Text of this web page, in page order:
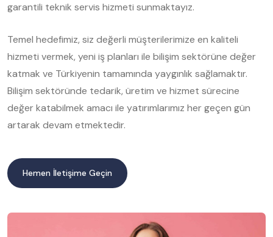
garantili teknik servis hizmeti sunmaktayız.
Temel hedefimiz, siz değerli müşterilerimize en kaliteli
hizmeti vermek, yeni iş planları ile bilişim sektörüne değer
katmak ve Türkiyenin tamamında yaygınlık sağlamaktır.
Bilişim sektöründe tedarik, üretim ve hizmet sürecine
değer katabilmek amacı ile yatırımlarımız her geçen gün
artarak devam etmektedir.
Hemen İletişime Geçin